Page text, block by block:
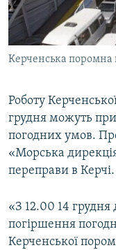
ВІДЕОУРОКИ «ELIFBE»
СВІДЧЕННЯ ОКУПАЦІЇ
УКРАЇНСЬКА
Русский
Qırımtatar
Усі сайти RFE/RL
Керченська поромна
Роботу
грудня можуть
погодних умов.
«Морська
переправи в Керчі.
«З 12.00 14 грудня
погіршення
Керченської